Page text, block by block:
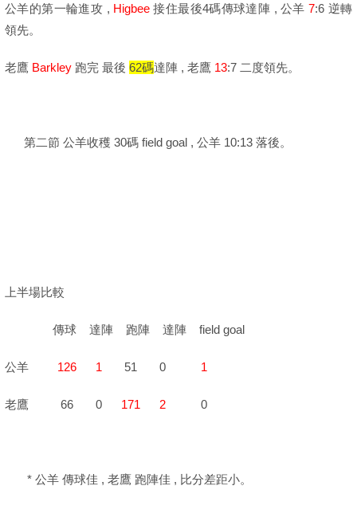
公羊的第一輪進攻 , Higbee接住最後4碼傳球達陣 , 公羊7:6 逆轉
領先。
老鷹 Barkley 跑完 最後 62碼達陣 , 老鷹 13:7 二度領先。
第二節 公羊收穫 30碼 field goal , 公羊 10:13 落後。
上半場比較
傳球 達陣 跑陣 達陣 field goal
公羊 126 1 51 0 1
老鷹 66 0 171 2 0
* 公羊 傳球佳 , 老鷹 跑陣佳 , 比分差距小。